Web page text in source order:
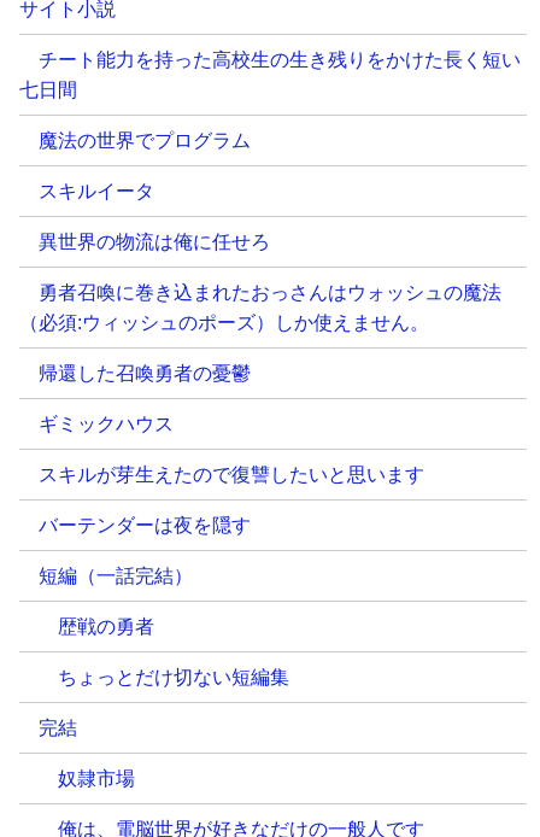
サイト小説
チート能力を持った高校生の生き残りをかけた長く短い
七日間
魔法の世界でプログラム
スキルイータ
異世界の物流は俺に任せろ
勇者召喚に巻き込まれたおっさんはウォッシュの魔法
（必須:ウィッシュのポーズ）しか使えません。
帰還した召喚勇者の憂鬱
ギミックハウス
スキルが芽生えたので復讐したいと思います
バーテンダーは夜を隠す
短編（一話完結）
歴戦の勇者
ちょっとだけ切ない短編集
完結
奴隷市場
俺は、電脳世界が好きなだけの一般人です